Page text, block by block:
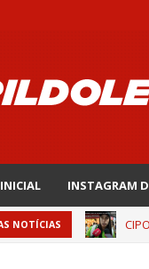
INSTAGRAM
NOTÍCIAS